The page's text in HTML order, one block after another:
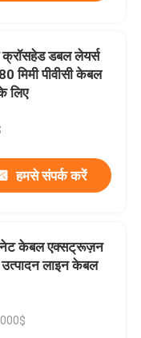
डबल लेयर्स
मिमी पीवीसी केबल
लिए
हमसे संपर्क करें
केबल एक्सट्रूज़न
लाइन केबल